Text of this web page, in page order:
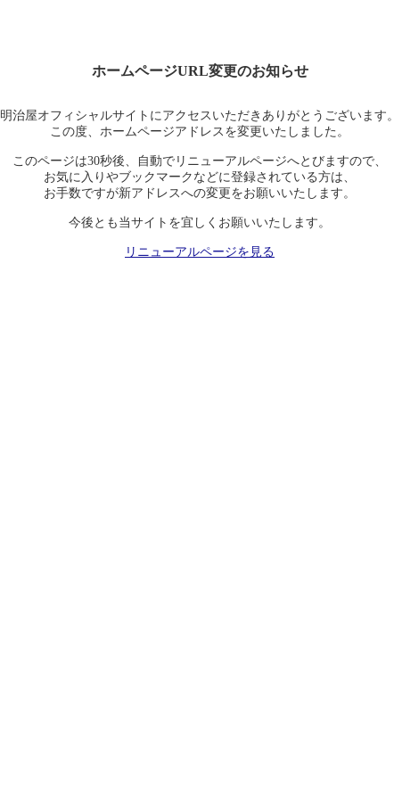
ホームページURL変更のお知らせ
明治屋オフィシャルサイトにアクセスいただきありがとうございます。
この度、ホームページアドレスを変更いたしました。
このページは30秒後、自動でリニューアルページへとびますので、
お気に入りやブックマークなどに登録されている方は、
お手数ですが新アドレスへの変更をお願いいたします。
今後とも当サイトを宜しくお願いいたします。
リニューアルページを見る